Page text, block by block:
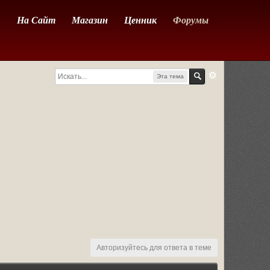
На Сайт Магазин Ценник Форумы
Эта тема
Авторизуйтесь для ответа в теме